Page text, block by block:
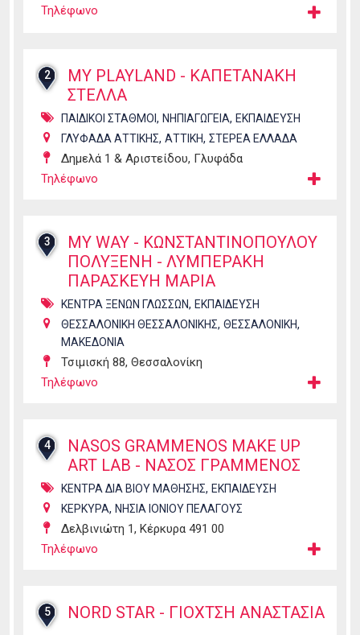
Τηλέφωνο
2
MY PLAYLAND - ΚΑΠΕΤΑΝΑΚΗ
ΣΤΕΛΛΑ
ΠΑΙΔΙΚΟΙ ΣΤΑΘΜΟΙ , ΝΗΠΙΑΓΩΓΕΙΑ, ΕΚΠΑΙΔΕΥΣΗ
ΓΛΥΦΑΔΑ ΑΤΤΙΚΗΣ, ΑΤΤΙΚΗ, ΣΤΕΡΕΑ ΕΛΛΑΔΑ
Δημελά 1 & Αριστείδου, Γλυφάδα
Τηλέφωνο
3
MY WAY - ΚΩΝΣΤΑΝΤΙΝΟΠΟΥΛΟΥ
ΠΟΛΥΞΕΝΗ - ΛΥΜΠΕΡΑΚΗ
ΠΑΡΑΣΚΕΥΗ ΜΑΡΙΑ
ΚΕΝΤΡΑ ΞΕΝΩΝ ΓΛΩΣΣΩΝ, ΕΚΠΑΙΔΕΥΣΗ
ΘΕΣΣΑΛΟΝΙΚΗ ΘΕΣΣΑΛΟΝΙΚΗΣ, ΘΕΣΣΑΛΟΝΙΚΗ,
ΜΑΚΕΔΟΝΙΑ
Τσιμισκή 88, Θεσσαλονίκη
Τηλέφωνο
4
NASOS GRAMMENOS MAKE UP
ART LAB - ΝΑΣΟΣ ΓΡΑΜΜΕΝΟΣ
ΚΕΝΤΡΑ ΔΙΑ ΒΙΟΥ ΜΑΘΗΣΗΣ, ΕΚΠΑΙΔΕΥΣΗ
ΚΕΡΚΥΡΑ, ΝΗΣΙΑ ΙΟΝΙΟΥ ΠΕΛΑΓΟΥΣ
Δελβινιώτη 1, Κέρκυρα 491 00
Τηλέφωνο
5 NORD STAR - ΓΙΟΧΤΣΗ ΑΝΑΣΤΑΣΙΑ